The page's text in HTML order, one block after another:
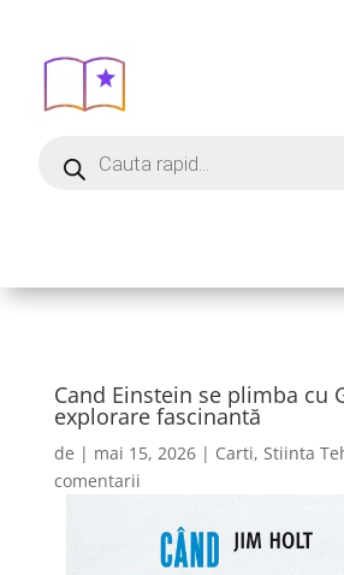
Cand Einstein se plimba cu
explorare fascinantă
de | mai 15, 2026| Carti, Stiinta
comentarii